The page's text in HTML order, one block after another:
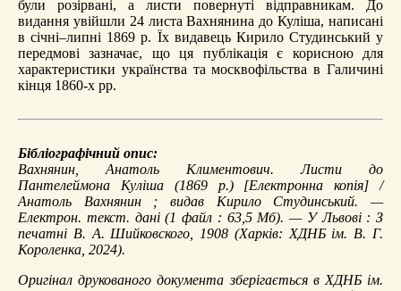
були розірвані, а листи повернуті відправникам. До
видання увійшли 24 листа Вахнянина до Куліша, написані
в січні–липні 1869 р. Їх видавець Кирило Студинський у
передмові зазначає, що ця публікація є корисною для
характеристики українства та москвофільства в Галичині
кінця 1860-х рр.
Бібліографічний опис:
Вахнянин, Анатоль Климентович.Листи до
Пантелеймона Куліша (1869 р.)[Електронна копія] /
Анатоль Вахнянин ; видав Кирило Студинський. —
Електрон. текст. дані (1 файл : 63,5 Мб). — У Львові : З
печатні В. А. Шийковского, 1908 (Харків: ХДНБ ім. В. Г.
Короленка, 2024).
Оригінал друкованого документа зберігається в ХДНБ ім.